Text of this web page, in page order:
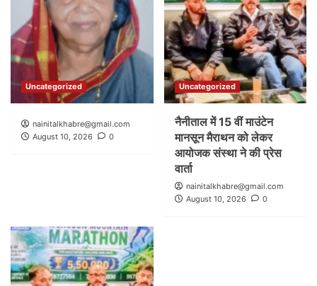
Uncategorized
nainitalkhabre@gmail.com
August 10, 2026
0
Uncategorized
नैनीताल में 15 वीं माउंटेन
मानसून मैराथन को लेकर
आयोजक संस्था ने की प्रेस
वार्ता
nainitalkhabre@gmail.com
August 10, 2026
0